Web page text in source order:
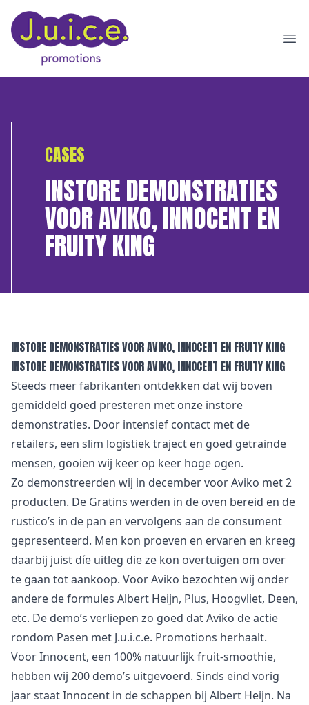
CASES
INSTORE DEMONSTRATIES
VOOR AVIKO, INNOCENT EN
FRUITY KING
INSTORE DEMONSTRATIES VOOR AVIKO, INNOCENT EN FRUITY KING
INSTORE DEMONSTRATIES VOOR AVIKO, INNOCENT EN FRUITY KING
Steeds meer fabrikanten ontdekken dat wij boven
gemiddeld goed presteren met onze instore
demonstraties. Door intensief contact met de
retailers, een slim logistiek traject en goed getrainde
mensen, gooien wij keer op keer hoge ogen.
Zo demonstreerden wij in december voor Aviko met 2
producten. De Gratins werden in de oven bereid en de
rustico’s in de pan en vervolgens aan de consument
gepresenteerd. Men kon proeven en ervaren en kreeg
daarbij juist díe uitleg die ze kon overtuigen om over
te gaan tot aankoop. Voor Aviko bezochten wij onder
andere de formules Albert Heijn, Plus, Hoogvliet, Deen,
etc. De demo’s verliepen zo goed dat Aviko de actie
rondom Pasen met J.u.i.c.e. Promotions herhaalt.
Voor Innocent, een 100% natuurlijk fruit-smoothie,
hebben wij 200 demo’s uitgevoerd. Sinds eind vorig
jaar staat Innocent in de schappen bij Albert Heijn. Na